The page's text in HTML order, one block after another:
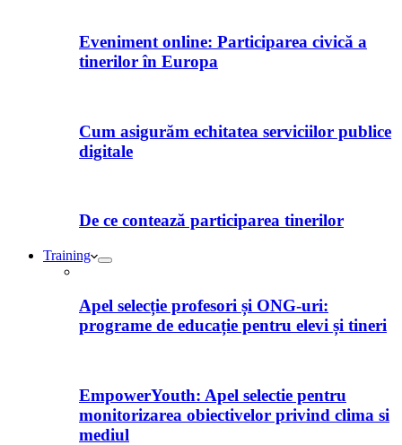
Eveniment online: Participarea civică a
tinerilor în Europa
Cum asigurăm echitatea serviciilor publice
digitale
De ce contează participarea tinerilor
Training
Apel selecție profesori și ONG-uri:
programe de educație pentru elevi și tineri
EmpowerYouth: Apel selectie pentru
monitorizarea obiectivelor privind clima si
mediul